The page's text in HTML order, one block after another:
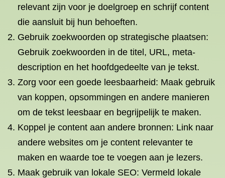
relevant zijn voor je doelgroep en schrijf content
die aansluit bij hun behoeften.
Gebruik zoekwoorden op strategische plaatsen:
Gebruik zoekwoorden in de titel, URL, meta-
description en het hoofdgedeelte van je tekst.
Zorg voor een goede leesbaarheid: Maak gebruik
van koppen, opsommingen en andere manieren
om de tekst leesbaar en begrijpelijk te maken.
Koppel je content aan andere bronnen: Link naar
andere websites om je content relevanter te
maken en waarde toe te voegen aan je lezers.
Maak gebruik van lokale SEO: Vermeld lokale